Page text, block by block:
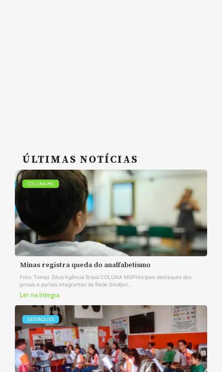
ÚLTIMAS NOTÍCIAS
COLUNA MG
Minas registra queda do analfabetismo
Foto: Tomaz Silva/Agência Brasil COLUNA MGPrincipais destaques dos
jornais e portais integrantes da Rede Sindijori...
Ler na íntegra
DESTAQUES